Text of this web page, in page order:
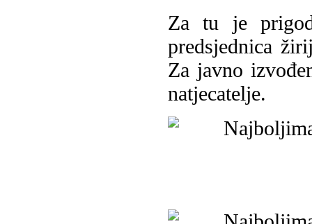
Za tu je
predsjednica
Za javno
natjecatelje.